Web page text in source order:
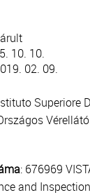
10. 10.
02. 09.
Superiore
: 676969
and